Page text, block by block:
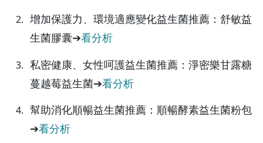
增加保護力、環境適應變化益生菌推薦：舒敏益
生菌膠囊➔看分析
私密健康、女性呵護益生菌推薦：淨密樂甘露糖
蔓越莓益生菌➔看分析
幫助消化順暢益生菌推薦：順暢酵素益生菌粉包
➔看分析